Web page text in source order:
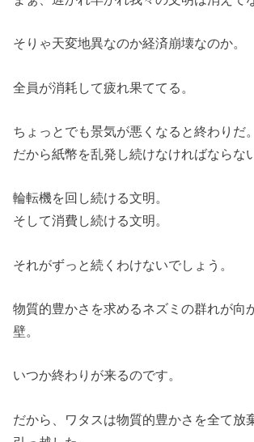
そりゃ天変地異なのか経済崩壊なのか。
全員が消耗して疲れ果ててる。
ちょっとでも景気が悪くなると終わりだ。
だから紙幣を乱発し続けなければならな
輪転機を回し続ける文明。
そして消費し続ける文明。
それがずっと続くわけないでしょう。
物質的豊かさを求めるネズミの群れが向
壁。
いつか終わりが来るのです。
だから、ワタスは物質的豊かさを全て放